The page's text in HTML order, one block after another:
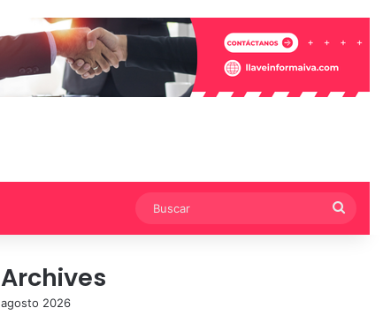
Archives
agosto 2026